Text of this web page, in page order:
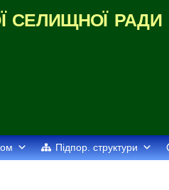
селищної ради
Підпор. структури